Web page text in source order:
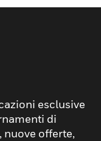
esclusive
di
offerte,